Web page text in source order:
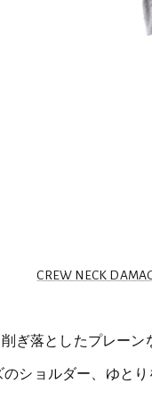
CREW NECK
ぎ落としたプレーン
のショルダー、ゆと